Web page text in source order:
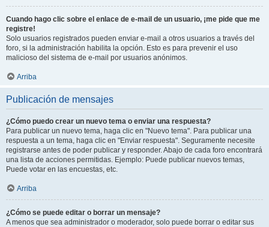
Cuando hago clic sobre el enlace de e-mail de un usuario, ¡me pide que me
registre!
Solo usuarios registrados pueden enviar e-mail a otros usuarios a través del
foro, si la administración habilita la opción. Esto es para prevenir el uso
malicioso del sistema de e-mail por usuarios anónimos.
Arriba
Publicación de mensajes
¿Cómo puedo crear un nuevo tema o enviar una respuesta?
Para publicar un nuevo tema, haga clic en "Nuevo tema". Para publicar una
respuesta a un tema, haga clic en "Enviar respuesta". Seguramente necesite
registrarse antes de poder publicar y responder. Abajo de cada foro encontrará
una lista de acciones permitidas. Ejemplo: Puede publicar nuevos temas,
Puede votar en las encuestas, etc.
Arriba
¿Cómo se puede editar o borrar un mensaje?
A menos que sea administrador o moderador, solo puede borrar o editar sus